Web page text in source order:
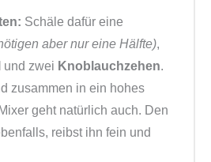
Schäle dafür eine
aber nur eine Hälfte),
und zwei Knoblauchzehen.
zusammen in ein hohes
geht natürlich auch. Den
reibst ihn fein und